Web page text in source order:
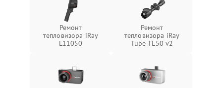
Ремонт
тепловизора iRay
L11050
Ремонт
тепловизора iRay
Tube TL50 v2